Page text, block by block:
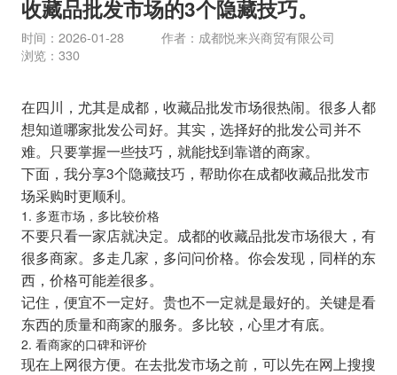
收藏品批发市场的3个隐藏技巧。
时间：2026-01-28 作者：成都悦来兴商贸有限公司
浏览：330
在四川，尤其是成都，收藏品批发市场很热闹。很多人都
想知道哪家批发公司好。其实，选择好的批发公司并不
难。只要掌握一些技巧，就能找到靠谱的商家。
下面，我分享3个隐藏技巧，帮助你在成都收藏品批发市
场采购时更顺利。
1. 多逛市场，多比较价格
不要只看一家店就决定。成都的收藏品批发市场很大，有
很多商家。多走几家，多问问价格。你会发现，同样的东
西，价格可能差很多。
记住，便宜不一定好。贵也不一定就是最好的。关键是看
东西的质量和商家的服务。多比较，心里才有底。
2. 看商家的口碑和评价
现在上网很方便。在去批发市场之前，可以先在网上搜搜